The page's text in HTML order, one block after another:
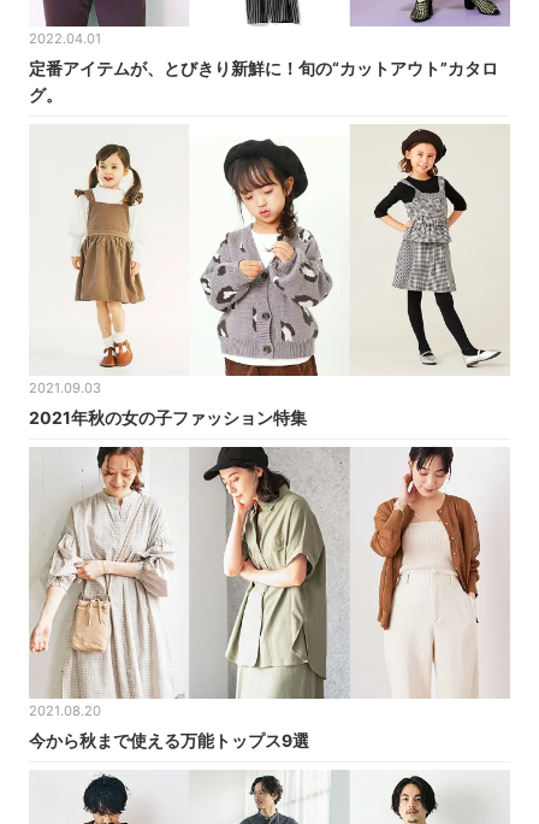
2022.04.01
定番アイテムが、とびきり新鮮に！旬の“カットアウト”カタロ
グ。
2021.09.03
2021年秋の女の子ファッション特集
2021.08.20
今から秋まで使える万能トップス9選